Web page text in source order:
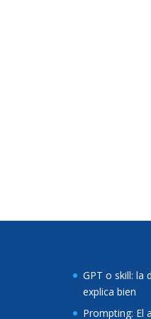
GPT o skill: la
explica bien
Prompting: El